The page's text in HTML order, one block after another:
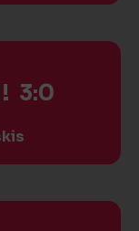
3:0